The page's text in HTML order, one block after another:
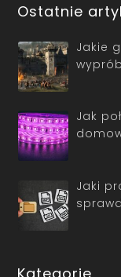
Ostatnie
Jakie
Jak
Jaki